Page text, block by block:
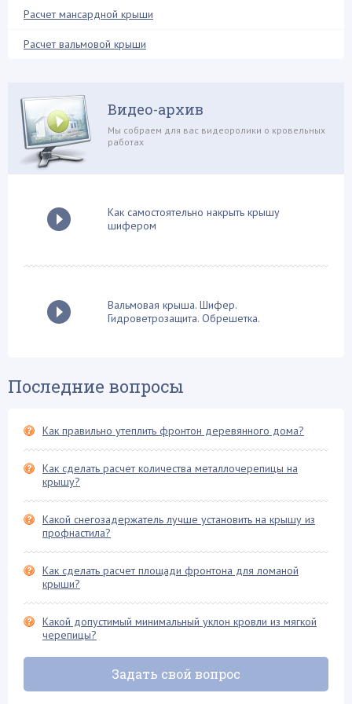
Ремонтные работы (13)
Строй-материалы (7)
Стропильная система (36)
Сэндвич панели (1)
Теплоизоляционные работы (28)
Устройство дымохода (12)
Флюгер (2)
Хозяйственные постройки (10)
Расчет мансардной крыши
Расчет вальмовой крыши
Видео-архив
Мы собраем для вас видеоролики о кровельных
работах
Как самостоятельно накрыть крышу
шифером
Вальмовая крыша. Шифер.
Гидроветрозащита. Обрешетка.
Последние вопросы
Как правильно утеплить фронтон деревянного дома?
Как сделать расчет количества металлочерепицы на
крышу?
Какой снегозадержатель лучше установить на крышу из
профнастила?
Как сделать расчет площади фронтона для ломаной
крыши?
Какой допустимый минимальный уклон кровли из мягкой
черепицы?
Задать свой вопрос